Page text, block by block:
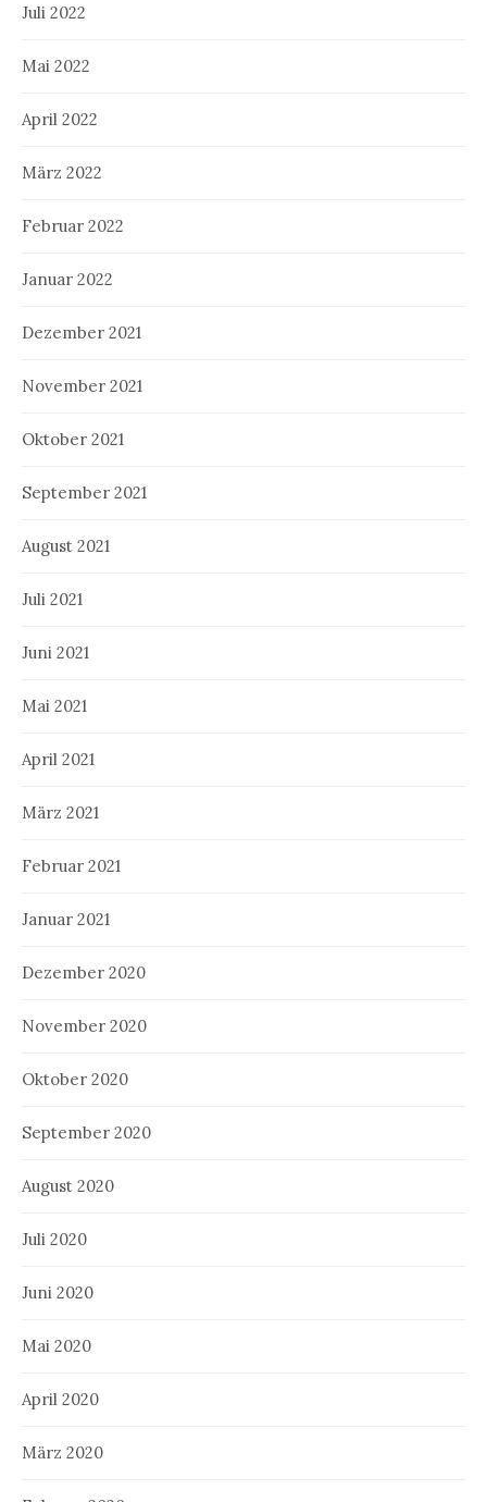
Juli 2022
Mai 2022
April 2022
März 2022
Februar 2022
Januar 2022
Dezember 2021
November 2021
Oktober 2021
September 2021
August 2021
Juli 2021
Juni 2021
Mai 2021
April 2021
März 2021
Februar 2021
Januar 2021
Dezember 2020
November 2020
Oktober 2020
September 2020
August 2020
Juli 2020
Juni 2020
Mai 2020
April 2020
März 2020